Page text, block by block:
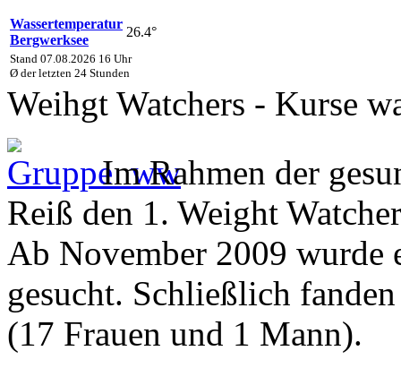
Wassertemperatur
Bergwerksee
26.4°
Stand 07.08.2026 16 Uhr
Ø der letzten 24 Stunden
Weihgt Watchers - Kurse
Im Rahmen der
Reiß den 1. Weight
Ab November 2009
gesucht. Schließlich
(17 Frauen und 1 Mann).